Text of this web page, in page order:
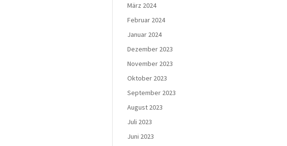
März 2024
Februar 2024
Januar 2024
Dezember 2023
November 2023
Oktober 2023
September 2023
August 2023
Juli 2023
Juni 2023